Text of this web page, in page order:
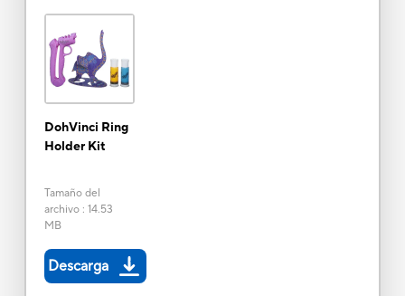
DohVinci Ring
Holder Kit
Tamaño del
archivo: 14.53
MB
Descarga